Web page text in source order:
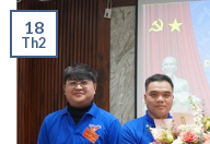
18
Th2